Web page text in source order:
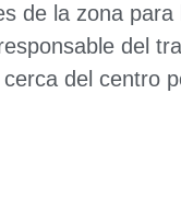
de la zona
del
del centro